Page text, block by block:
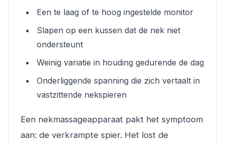
Een te laag of te hoog ingestelde monitor
Slapen op een kussen dat de nek niet
ondersteunt
Weinig variatie in houding gedurende de dag
Onderliggende spanning die zich vertaalt in
vastzittende nekspieren
Een nekmassageapparaat pakt het symptoom
aan: de verkrampte spier. Het lost de